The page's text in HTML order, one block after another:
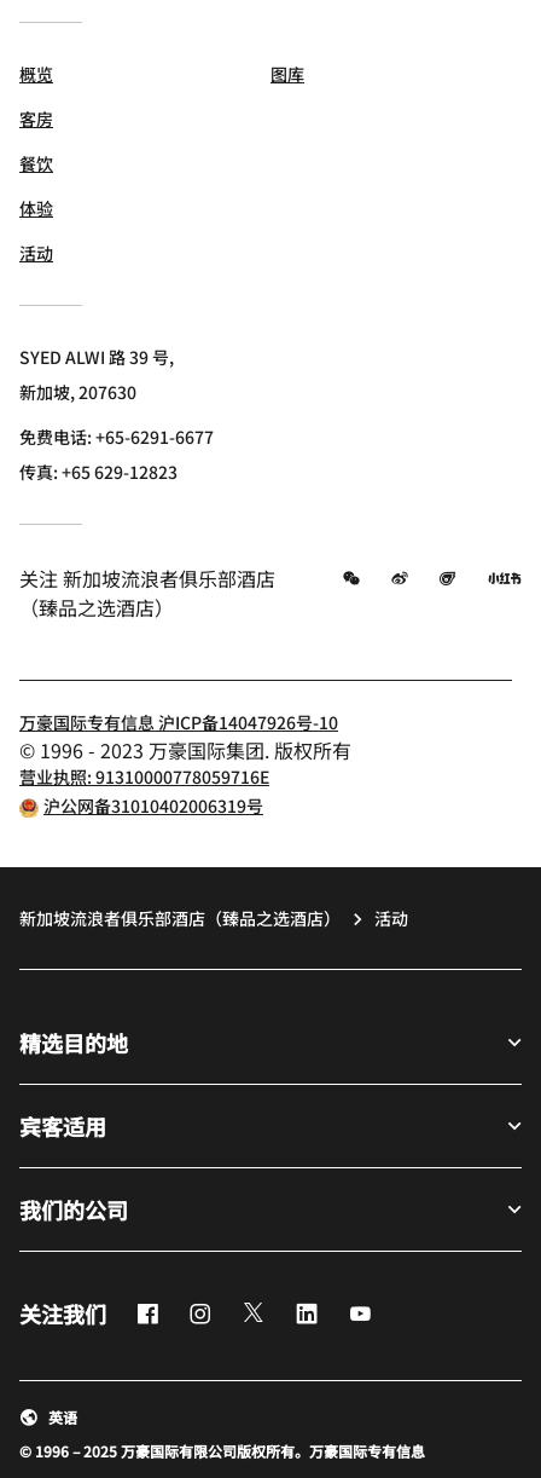
概览
客房
餐饮
体验
活动
图库
SYED ALWI 路 39 号,
新加坡, 207630
免费电话:+65-6291-6677
传真:+65 629-12823
关注新加坡流浪者俱乐部酒店
（臻品之选酒店）
微信 微博 飞猪
万豪国际专有信息 沪ICP备14047926号-10
© 1996 - 2023 万豪国际集团. 版权所有
营业执照: 91310000778059716E
沪公网备31010402006319号
新加坡流浪者俱乐部酒店（臻品之选酒店） 活动
精选目的地
宾客适用
我们的公司
关注我们 FacebookInstagram
Twitter LinkedIn
© 1996 – 2025 万豪国际有限公司版权所有。万豪国际专有信息
英语